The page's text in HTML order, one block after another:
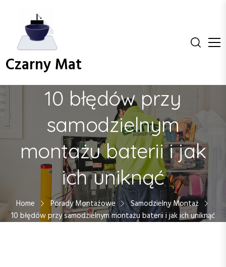
o
n
n
Czarny Mat
10 błędów przy
samodzielnym
montażu baterii i jak
ich uniknąć
Home Porady Montażowe
Samodzielny Montaż
10 błędów przy samodzielnym montażu baterii i jak ich uniknąć